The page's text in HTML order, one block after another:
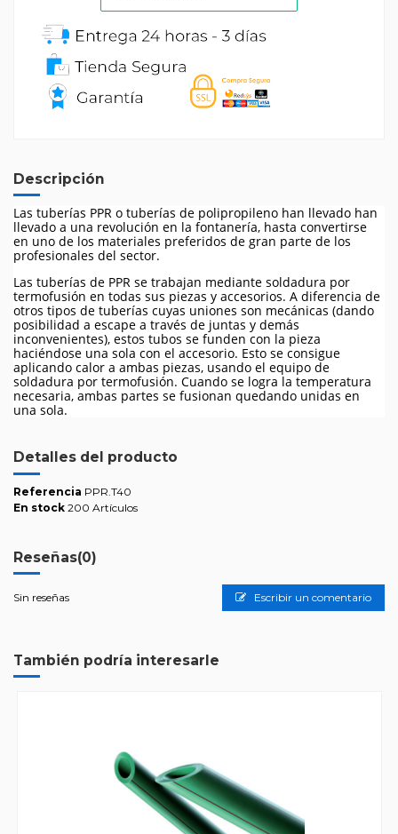
Descripción
Las tuberías PPR o tuberías de polipropileno han llevado han
llevado a una revolución en la fontanería, hasta convertirse
en uno de los materiales preferidos de gran parte de los
profesionales del sector.
Las tuberías de PPR se trabajan mediante soldadura por
termofusión en todas sus piezas y accesorios. A diferencia de
otros tipos de tuberías cuyas uniones son mecánicas (dando
posibilidad a escape a través de juntas y demás
inconvenientes), estos tubos se funden con la pieza
haciéndose una sola con el accesorio. Esto se consigue
aplicando calor a ambas piezas, usando el equipo de
soldadura por termofusión. Cuando se logra la temperatura
necesaria, ambas partes se fusionan quedando unidas en
una sola.
Detalles del producto
Referencia PPR.T40
En stock 200 Artículos
Reseñas(0)
Sin reseñas Escribir un comentario
También podría interesarle